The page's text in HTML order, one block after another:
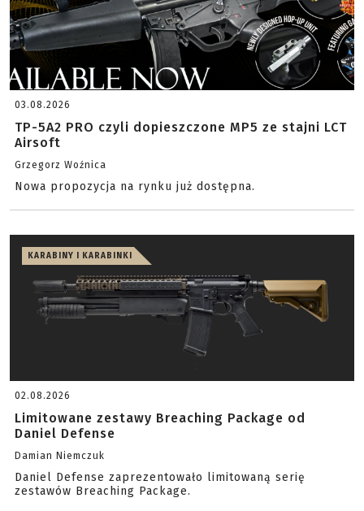
03.08.2026
TP-5A2 PRO czyli dopieszczone MP5 ze stajni LCT
Airsoft
Grzegorz Woźnica
Nowa propozycja na rynku już dostępna.
KARABINY I KARABINKI
02.08.2026
Limitowane zestawy Breaching Package od
Daniel Defense
Damian Niemczuk
Daniel Defense zaprezentowało limitowaną serię
zestawów Breaching Package.